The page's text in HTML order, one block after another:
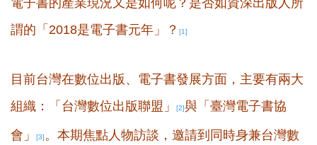
電子書的產業現況又是如何呢？是否如資深出版人所
謂的「2018是電子書元年」？ [1]
目前台灣在數位出版、電子書發展方面，主要有兩大
組織：「台灣數位出版聯盟」
[2]與「臺灣電子書協
會」 [3]。本期焦點人物訪談，邀請到同時身兼台灣數